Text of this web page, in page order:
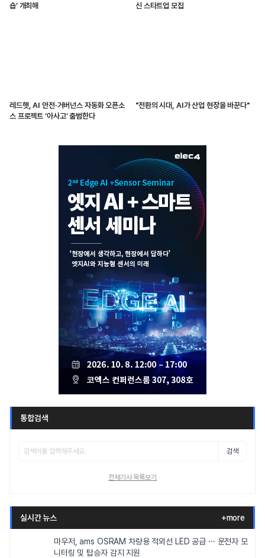
숍’ 개최해
신 스타트업 모집
레드햇, AI 안전·거버넌스 자동화 오픈소
스 프로젝트 ‘아사고’ 출범한다
"전환의 시대, AI가 산업 현장을 바꾼다"
통합검색
검색
전체기사 목록보기
실시간 뉴스 +more
마우저, ams OSRAM 차량용 적외선 LED 공급 ··· 운전자 모
니터링 및 탑승자 감지 지원